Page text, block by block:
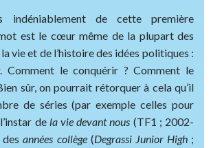
indéniablement de cette première
est le cœur même de la plupart des
vie et de l’histoire des idées politiques :
Comment le conquérir ? Comment le
sûr, on pourrait rétorquer à cela qu’il
de séries (par exemple celles pour
de la vie devant nous (TF1 ; 2002-
desannées collège (Degrassi Junior High ;